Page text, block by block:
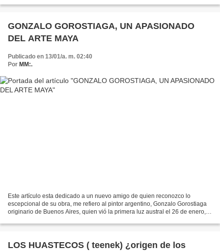
GONZALO GOROSTIAGA, UN APASIONADO
DEL ARTE MAYA
Publicado en 13/01/a. m. 02:40
Por MM:.
Este artículo esta dedicado a un nuevo amigo de quien reconozco lo
escepcional de su obra, me refiero al pintor argentino, Gonzalo Gorostiaga
originario de Buenos Aires, quien vió la primera luz austral el 26 de enero,
LOS HUASTECOS ( teenek) ¿origen de los